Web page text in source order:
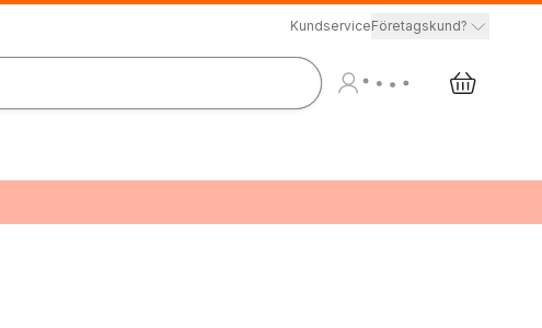
KundserviceFöretagskund?